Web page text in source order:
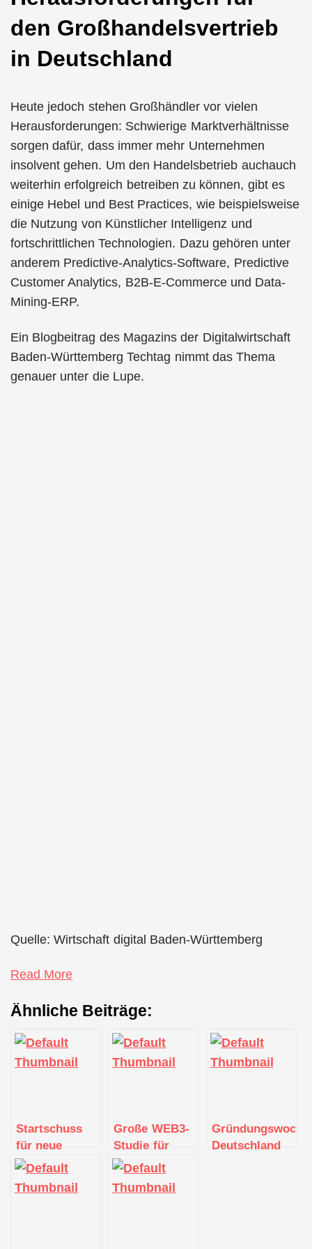
den Großhandelsvertrieb
in Deutschland
Heute jedoch stehen Großhändler vor vielen
Herausforderungen: Schwierige Marktverhältnisse
sorgen dafür, dass immer mehr Unternehmen
insolvent gehen. Um den Handelsbetrieb auchauch
weiterhin erfolgreich betreiben zu können, gibt es
einige Hebel und Best Practices, wie beispielsweise
die Nutzung von Künstlicher Intelligenz und
fortschrittlichen Technologien. Dazu gehören unter
anderem Predictive-Analytics-Software, Predictive
Customer Analytics, B2B-E-Commerce und Data-
Mining-ERP.
Ein Blogbeitrag des Magazins der Digitalwirtschaft
Baden-Württemberg Techtag nimmt das Thema
genauer unter die Lupe.
Quelle: Wirtschaft digital Baden-Württemberg
Read More
Ähnliche Beiträge:
Startschuss
für neue
Unternehmensplattform
für
Deutschland
Große WEB3-
Studie für
Deutschland
gestartet
Gründungswoche
Deutschland